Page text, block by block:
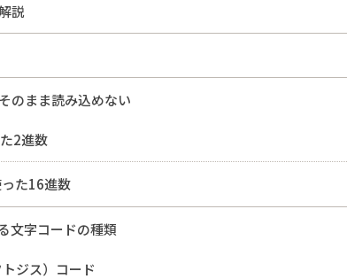
説
のまま読み込めない
2進数
た16進数
文字コードの種類
ジス）コード